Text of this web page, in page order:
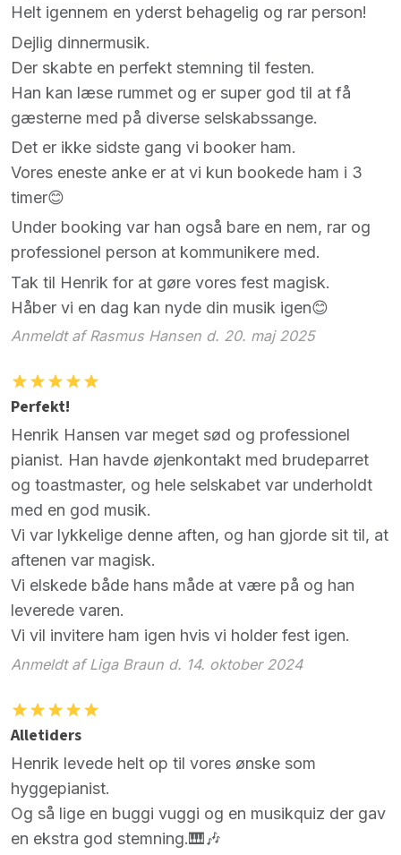
Helt igennem en yderst behagelig og rar person!
Dejlig dinnermusik.
Der skabte en perfekt stemning til festen.
Han kan læse rummet og er super god til at få
gæsterne med på diverse selskabssange.
Det er ikke sidste gang vi booker ham.
Vores eneste anke er at vi kun bookede ham i 3
timer😊
Under booking var han også bare en nem, rar og
professionel person at kommunikere med.
Tak til Henrik for at gøre vores fest magisk.
Håber vi en dag kan nyde din musik igen😊
Anmeldt af Rasmus Hansen d. 20. maj 2025
Perfekt!
Henrik Hansen var meget sød og professionel
pianist. Han havde øjenkontakt med brudeparret
og toastmaster, og hele selskabet var underholdt
med en god musik.
Vi var lykkelige denne aften, og han gjorde sit til, at
aftenen var magisk.
Vi elskede både hans måde at være på og han
leverede varen.
Vi vil invitere ham igen hvis vi holder fest igen.
Anmeldt af Liga Braun d. 14. oktober 2024
Alletiders
Henrik levede helt op til vores ønske som
hyggepianist.
Og så lige en buggi vuggi og en musikquiz der gav
en ekstra god stemning.🎹🎶